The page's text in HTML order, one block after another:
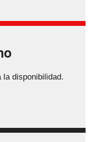
la disponibilidad.